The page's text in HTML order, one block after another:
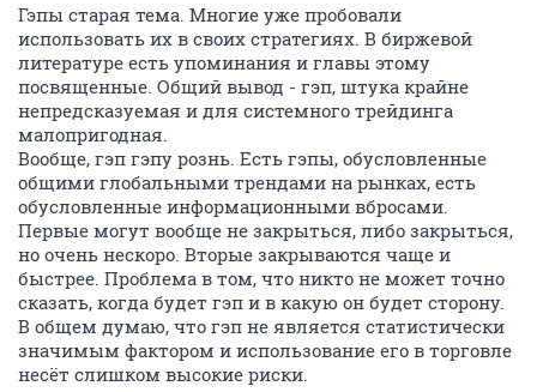
Гэпы старая тема. Многие уже пробовали
использовать их в своих стратегиях. В биржевой
литературе есть упоминания и главы этому
посвященные. Общий вывод - гэп, штука крайне
непредсказуемая и для системного трейдинга
малопригодная.
Вообще, гэп гэпу рознь. Есть гэпы, обусловленные
общими глобальными трендами на рынках, есть
обусловленные информационными вбросами.
Первые могут вообще не закрыться, либо закрыться,
но очень нескоро. Вторые закрываются чаще и
быстрее. Проблема в том, что никто не может точно
сказать, когда будет гэп и в какую он будет сторону.
В общем думаю, что гэп не является статистически
значимым фактором и использование его в торговле
несёт слишком высокие риски.